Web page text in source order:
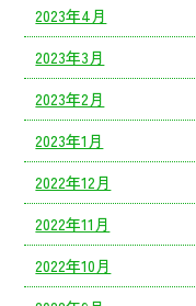
2023年4月
2023年3月
2023年2月
2023年1月
2022年12月
2022年11月
2022年10月